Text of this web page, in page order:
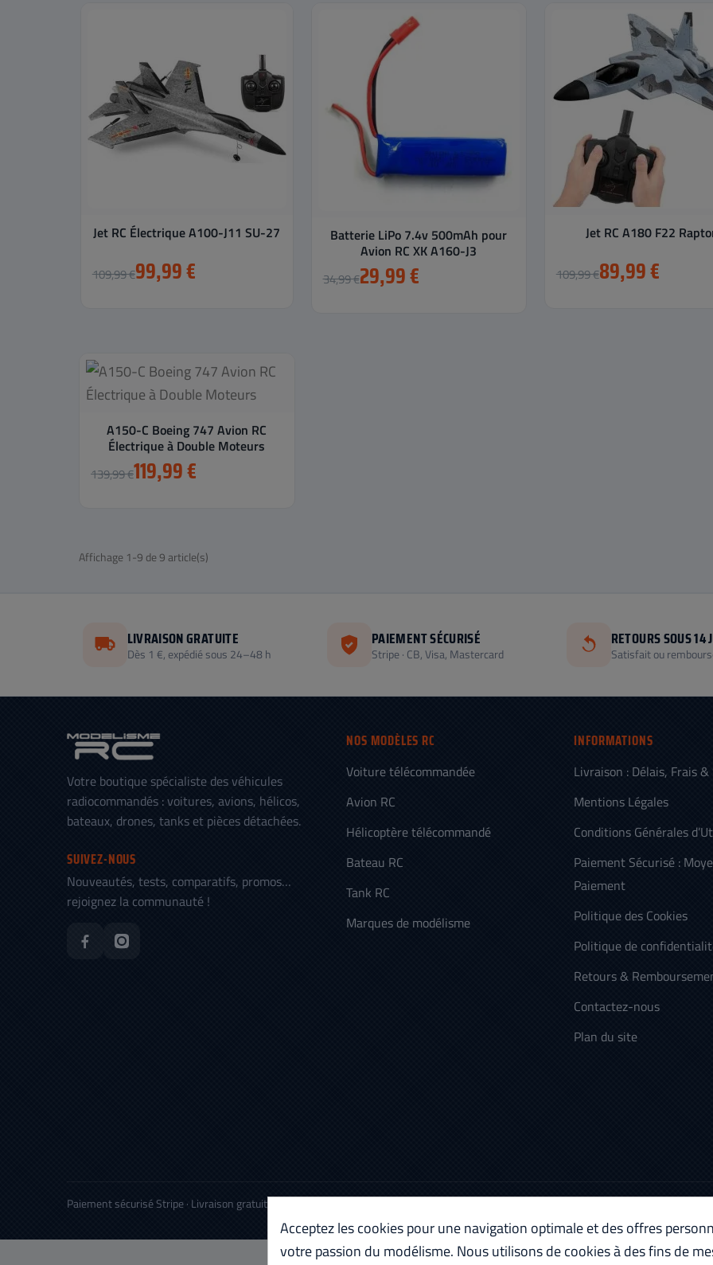
Jet RC Électrique A100-J11 SU-27
109,99 €99,99 €
Batterie LiPo 7.4v 500mAh pour
Avion RC XK A160-J3
34,99 €29,99 €
Jet RC A180 F22
109,99 €89,99 €
A150-C Boeing 747 Avion RC
Électrique à Double Moteurs
139,99 €119,99 €
Affichage 1-9 de 9 article(s)
LIVRAISON GRATUITE
Dès 1 €, expédié sous 24–48 h
PAIEMENT SÉCURISÉ
Stripe · CB, Visa, Mastercard
RETOURS SOUS 14
Satisfait ou
Votre boutique spécialiste des véhicules
radiocommandés : voitures, avions, hélicos,
bateaux, drones, tanks et pièces détachées.
SUIVEZ-NOUS
Nouveautés, tests, comparatifs, promos…
rejoignez la communauté !
NOS MODÈLES RC
Voiture télécommandée
Avion RC
Hélicoptère télécommandé
Bateau RC
Tank RC
Marques de modélisme
INFORMATIONS
Livraison : Délais, Frais
Mentions Légales
Conditions Générales
Paiement Sécurisé :
Paiement
Politique des Cookies
Politique de
Retours &
Contactez-nous
Plan du site
Paiement sécurisé Stripe · Livraison gratuite
Acceptez les cookies pour une navigation optimale et des offres
votre passion du modélisme. Nous utilisons de cookies à des fins de